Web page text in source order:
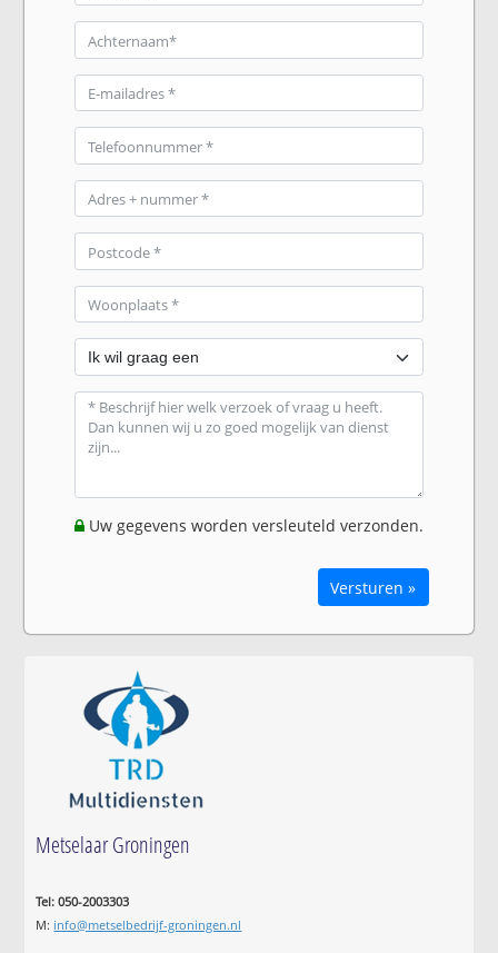
Uw gegevens worden versleuteld verzonden.
Versturen »
Metselaar Groningen
Tel: 050-2003303
M: info@metselbedrijf-groningen.nl